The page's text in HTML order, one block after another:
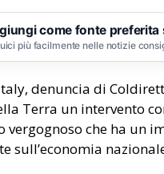
come fonte preferita
più facilmente nelle notizie
denuncia di
Terra un intervento
vergognoso che ha un
sull’economia